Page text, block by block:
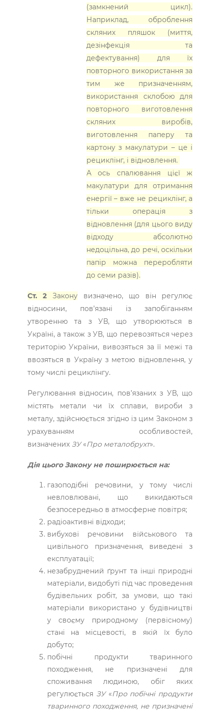
(замкнений цикл).
Наприклад, оброблення
скляних пляшок (миття,
дезінфекція та
дефектування) для їх
повторного використання за
тим же призначенням,
використання склобою для
повторного виготовлення
скляних виробів,
виготовлення паперу та
картону з макулатури – це і
рециклінг, і відновлення.
А ось спалювання цієї ж
макулатури для отримання
енергії – вже не рециклінг, а
тільки операція з
відновлення (для цього виду
відходу абсолютно
недоцільна, до речі, оскільки
папір можна переробляти
до семи разів).
Ст. 2 Законувизначено, що він регулює
відносини, пов’язані із запобіганням
утворенню та з УВ, що утворюються в
Україні, а також з УВ, що перевозяться через
територію України, вивозяться за її межі та
ввозяться в Україну з метою відновлення, у
тому числі рециклінгу.
Регулювання відносин, пов’язаних з УВ, що
містять метали чи їх сплави, вироби з
металу, здійснюється згідно із цим Законом з
урахуванням особливостей,
визначених ЗУ«Про металобрухт».
Дія цього Закону не поширюється на:
газоподібні речовини, у тому числі
невловлювані, що викидаються
безпосередньо в атмосферне повітря;
радіоактивні відходи;
вибухові речовини військового та
цивільного призначення, виведені з
експлуатації;
незабруднений ґрунт та інші природні
матеріали, видобуті під час проведення
будівельних робіт, за умови, що такі
матеріали використано у будівництві
у своєму природному (первісному)
стані на місцевості, в якій їх було
добуто;
побічні продукти тваринного
походження, не призначені для
споживання людиною, обіг яких
регулюється ЗУ«Про побічні продукти
тваринного походження, не призначені